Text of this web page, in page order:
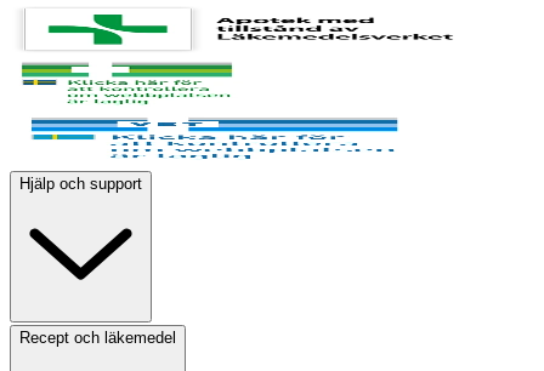
Hjälp och support
Recept och läkemedel